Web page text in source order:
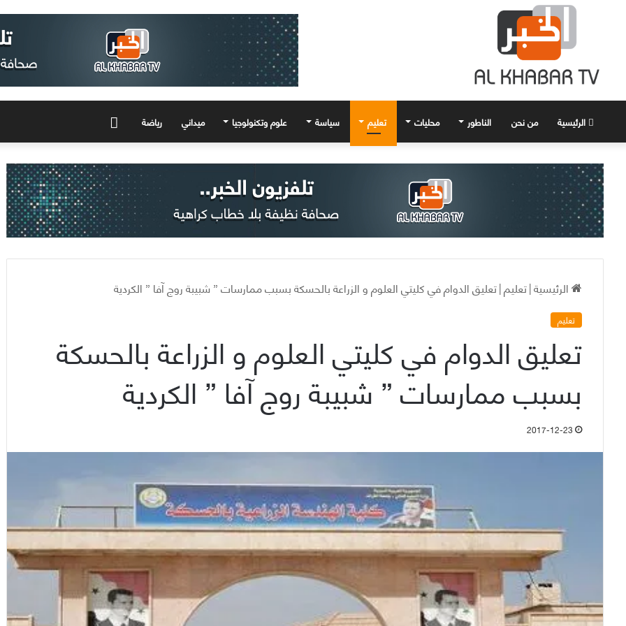
الرئيسية من نحن الناطور محليات تعليم سياسة علوم وتكنولوجيا ميداني رياضة
الرئيسية|تعليم|تعليق الدوام في كليتي العلوم و الزراعة بالحسكة بسبب ممارسات ” شبيبة روج آفا ” الكردية
تعليم
تعليق الدوام في كليتي العلوم و الزراعة بالحسكة
بسبب ممارسات ” شبيبة روج آفا ” الكردية
2017-12-23